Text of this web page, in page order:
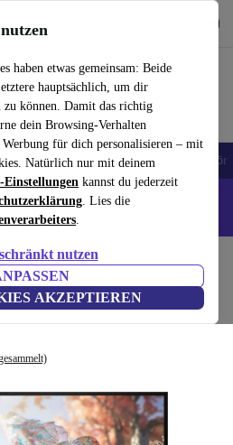
haben etwas gemeinsam: Beide
hauptsächlich, um dir
zu können. Damit das richtig
dein Browsing-Verhalten
für dich personalisieren – mit
Natürlich nur mit deinem
Einstellungen kannst du jederzeit
. Lies die
.
nutzen
AKZEPTIEREN
Tablets Smartwatches Zubehör
Google-Smartphones - Code: